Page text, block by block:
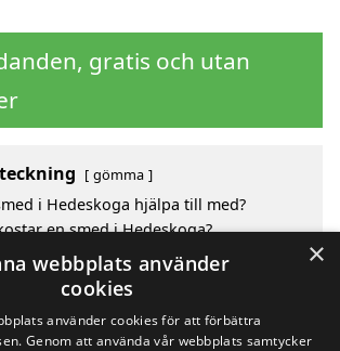
gratis och utan
gömma
i Hedeskoga hjälpa till med?
en smed i Hedeskoga?
att välja smed i Hedeskoga
smed i de omgivande städerna kring
×
webbplats använder
cookies
använder cookies för att förbättra
Genom att använda vår webbplats samtycker